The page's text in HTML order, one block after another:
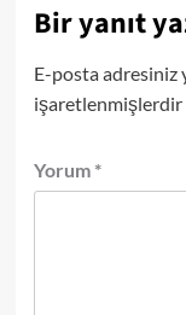
Bir yanıt
E-posta adresiniz
işaretlenmişlerdir
Yorum *